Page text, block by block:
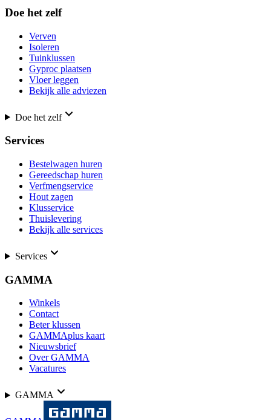
Doe het zelf
Verven
Isoleren
Tuinklussen
Gyproc plaatsen
Vloer leggen
Bekijk alle adviezen
Doe het zelf
Services
Bestelwagen huren
Gereedschap huren
Verfmengservice
Hout zagen
Klusservice
Thuislevering
Bekijk alle services
Services
GAMMA
Winkels
Contact
Beter klussen
GAMMAplus kaart
Nieuwsbrief
Over GAMMA
Vacatures
GAMMA